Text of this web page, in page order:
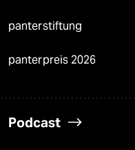
panterstiftung
panterpreis 2026
Podcast